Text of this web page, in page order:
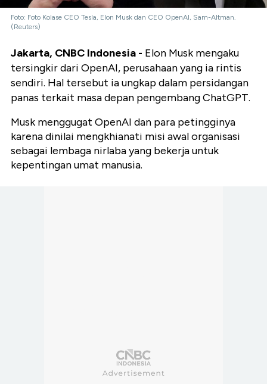
Foto: Foto Kolase CEO Tesla, Elon Musk dan CEO OpenAI, Sam-Altman.
(Reuters)
Jakarta, CNBC Indonesia - Elon Musk mengaku
tersingkir dari OpenAI, perusahaan yang ia rintis
sendiri. Hal tersebut ia ungkap dalam persidangan
panas terkait masa depan pengembang ChatGPT.
Musk menggugat OpenAI dan para petingginya
karena dinilai mengkhianati misi awal organisasi
sebagai lembaga nirlaba yang bekerja untuk
kepentingan umat manusia.